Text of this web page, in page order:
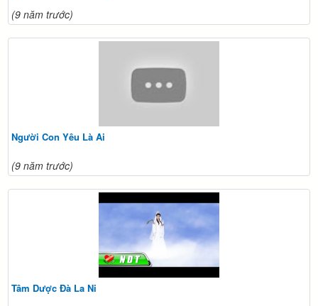
(9 năm trước)
Người Con Yêu Là Ai
(9 năm trước)
Tâm Dược Đà La Ni